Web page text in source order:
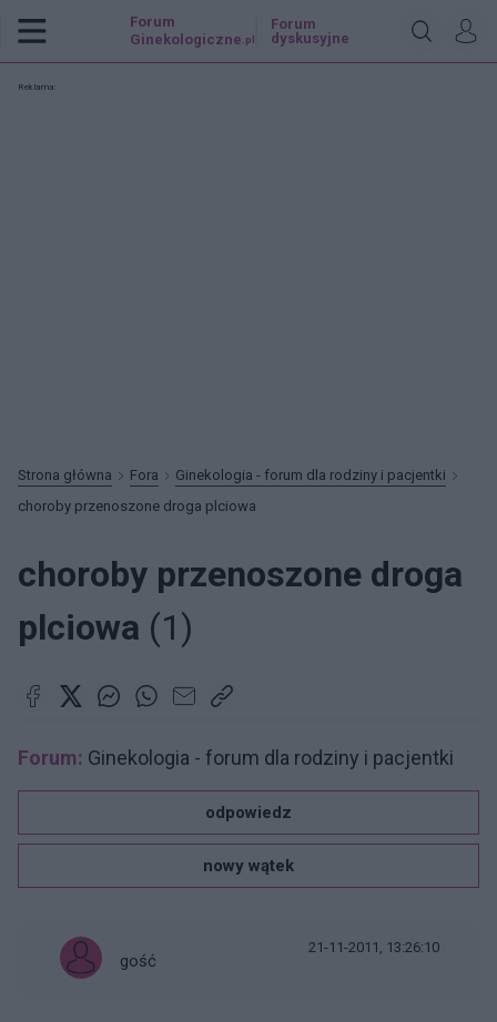
Forum
Ginekologiczne .pl
Forum
dyskusyjne
Reklama:
Strona główna Fora
Ginekologia - forum dla rodziny i pacjentki
choroby przenoszone droga plciowa
choroby przenoszone droga
plciowa (1)
Forum: Ginekologia - forum dla rodziny i pacjentki
odpowiedz
nowy wątek
gość
21-11-2011, 13:26:10